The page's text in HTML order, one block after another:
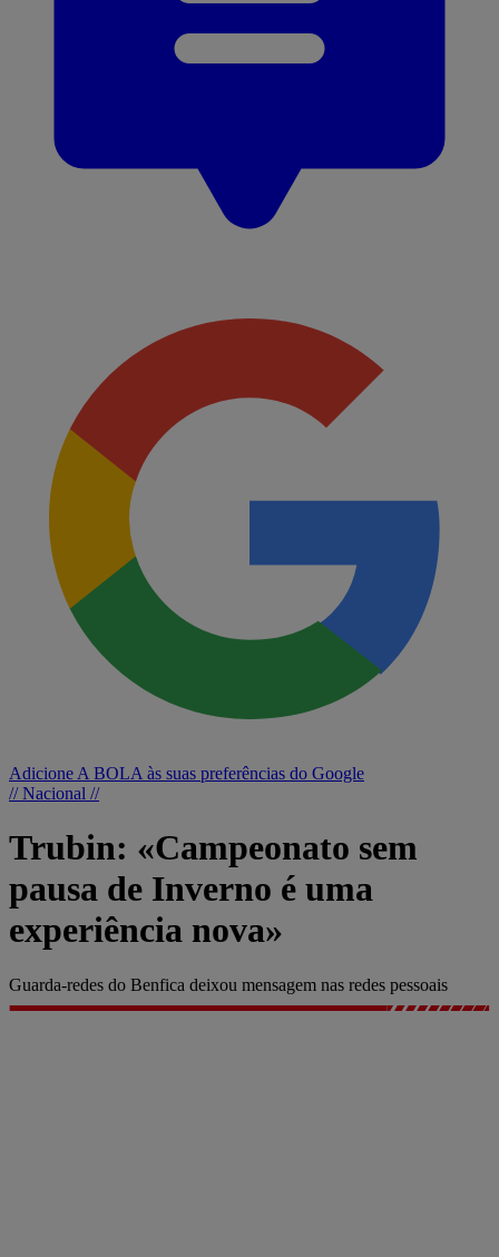
Adicione A BOLA às suas preferências do Google
// Nacional //
Trubin: «Campeonato sem
pausa de Inverno é uma
experiência nova»
Guarda-redes do Benfica deixou mensagem nas redes pessoais